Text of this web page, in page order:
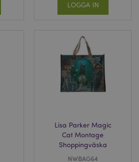
LOGGA IN
Lisa Parker Magic
Cat Montage
Shoppingväska
NWBAG64